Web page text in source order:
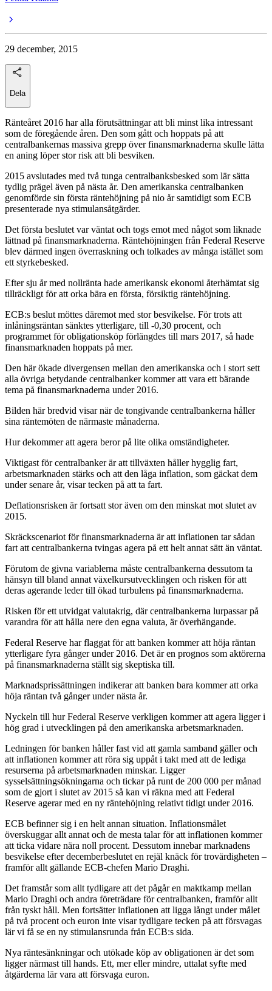
29 december, 2015
Dela
Ränteåret 2016 har alla förutsättningar att bli minst lika intressant
som de föregående åren. Den som gått och hoppats på att
centralbankernas massiva grepp över finansmarknaderna skulle lätta
en aning löper stor risk att bli besviken.
2015 avslutades med två tunga centralbanksbesked som lär sätta
tydlig prägel även på nästa år. Den amerikanska centralbanken
genomförde sin första räntehöjning på nio år samtidigt som ECB
presenterade nya stimulansåtgärder.
Det första beslutet var väntat och togs emot med något som liknade
lättnad på finansmarknaderna. Räntehöjningen från Federal Reserve
blev därmed ingen överraskning och tolkades av många istället som
ett styrkebesked.
Efter sju år med nollränta hade amerikansk ekonomi återhämtat sig
tillräckligt för att orka bära en första, försiktig räntehöjning.
ECB:s beslut möttes däremot med stor besvikelse. För trots att
inlåningsräntan sänktes ytterligare, till -0,30 procent, och
programmet för obligationsköp förlängdes till mars 2017, så hade
finansmarknaden hoppats på mer.
Den här ökade divergensen mellan den amerikanska och i stort sett
alla övriga betydande centralbanker kommer att vara ett bärande
tema på finansmarknaderna under 2016.
Bilden här bredvid visar när de tongivande centralbankerna håller
sina räntemöten de närmaste månaderna.
Hur dekommer att agera beror på lite olika omständigheter.
Viktigast för centralbanker är att tillväxten håller hygglig fart,
arbetsmarknaden stärks och att den låga inflation, som gäckat dem
under senare år, visar tecken på att ta fart.
Deflationsrisken är fortsatt stor även om den minskat mot slutet av
2015.
Skräckscenariot för finansmarknaderna är att inflationen tar sådan
fart att centralbankerna tvingas agera på ett helt annat sätt än väntat.
Förutom de givna variablerna måste centralbankerna dessutom ta
hänsyn till bland annat växelkursutvecklingen och risken för att
deras agerande leder till ökad turbulens på finansmarknaderna.
Risken för ett utvidgat valutakrig, där centralbankerna lurpassar på
varandra för att hålla nere den egna valuta, är överhängande.
Federal Reserve har flaggat för att banken kommer att höja räntan
ytterligare fyra gånger under 2016. Det är en prognos som aktörerna
på finansmarknaderna ställt sig skeptiska till.
Marknadsprissättningen indikerar att banken bara kommer att orka
höja räntan två gånger under nästa år.
Nyckeln till hur Federal Reserve verkligen kommer att agera ligger i
hög grad i utvecklingen på den amerikanska arbetsmarknaden.
Ledningen för banken håller fast vid att gamla samband gäller och
att inflationen kommer att röra sig uppåt i takt med att de lediga
resurserna på arbetsmarknaden minskar. Ligger
sysselsättningsökningarna och tickar på runt de 200 000 per månad
som de gjort i slutet av 2015 så kan vi räkna med att Federal
Reserve agerar med en ny räntehöjning relativt tidigt under 2016.
ECB befinner sig i en helt annan situation. Inflationsmålet
överskuggar allt annat och de mesta talar för att inflationen kommer
att ticka vidare nära noll procent. Dessutom innebar marknadens
besvikelse efter decemberbeslutet en rejäl knäck för trovärdigheten –
framför allt gällande ECB-chefen Mario Draghi.
Det framstår som allt tydligare att det pågår en maktkamp mellan
Mario Draghi och andra företrädare för centralbanken, framför allt
från tyskt håll. Men fortsätter inflationen att ligga långt under målet
på två procent och euron inte visar tydligare tecken på att försvagas
lär vi få se en ny stimulansrunda från ECB:s sida.
Nya räntesänkningar och utökade köp av obligationen är det som
ligger närmast till hands. Ett, mer eller mindre, uttalat syfte med
åtgärderna lär vara att försvaga euron.